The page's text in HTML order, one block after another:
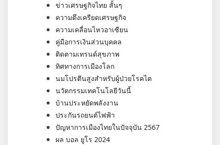
ข่าวเศรษฐกิจไทย สั้นๆ
ความตึงเครียดเศรษฐกิจ
ความเคลื่อนไหวอาเซียน
คู่มือการเงินส่วนบุคคล
ติดตามเทรนด์สุขภาพ
ทิศทางการเมืองโลก
นมโปรตีนสูงสำหรับผู้ป่วยโรคไต
นวัตกรรมเทคโนโลยีวันนี้
บ้านประหยัดพลังงาน
ประกันรถยนต์ไฟฟ้า
ปัญหาการเมืองไทยในปัจจุบัน 2567
ผล บอล ยูโร 2024